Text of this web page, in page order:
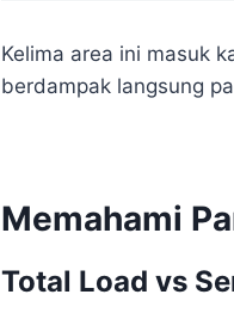
Kelima area ini masuk
berdampak langsung
Memahami
Total Load vs